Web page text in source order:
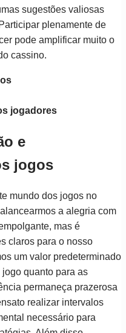
sugestões valiosas
plenamente de
pode amplificar muito o
cassino.
jogadores
e
jogos
mundo dos jogos no
a alegria com
mas é
claros para o nosso
um valor predeterminado
quanto para as
permaneça prazerosa
realizar intervalos
necessário para